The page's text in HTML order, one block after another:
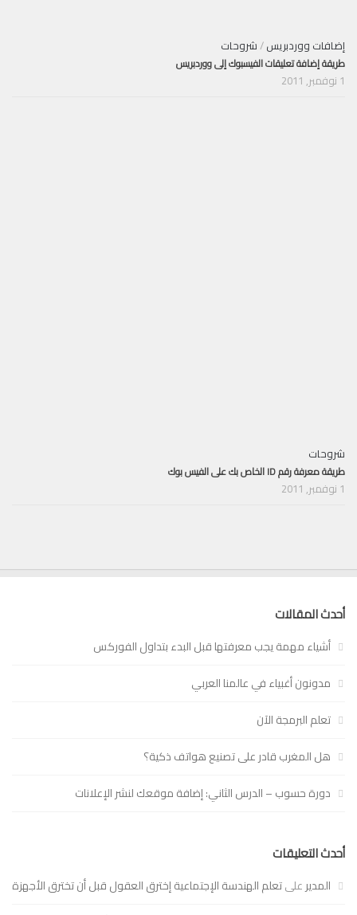
إضافات ووردبريس/شروحات
طريقة إضافة تعليقات الفيسبوك إلى ووردبريس
شروحات
طريقة معرفة رقم ID الخاص بك على الفيس بوك
أحدث المقالات
أشياء مهمة يجب معرفتها قبل البدء بتداول الفوركس
مدونون أغبياء في عالمنا العربي
تعلم البرمجة الآن
هل المغرب قادر على تصنيع هواتف ذكية؟
دورة حسوب – الدرس الثاني: إضافة موقعك لنشر الإعلانات
أحدث التعليقات
المديرعلىتعلم الهندسة الإجتماعية إخترق العقول قبل أن تخترق الأجهزة